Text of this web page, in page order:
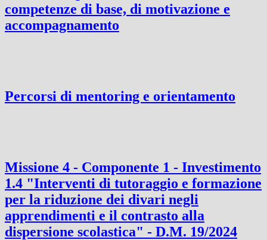
competenze di base, di motivazione e
accompagnamento
Percorsi di mentoring e orientamento
Missione 4 - Componente 1 - Investimento
1.4 "Interventi di tutoraggio e formazione
per la riduzione dei divari negli
apprendimenti e il contrasto alla
dispersione scolastica" - D.M. 19/2024